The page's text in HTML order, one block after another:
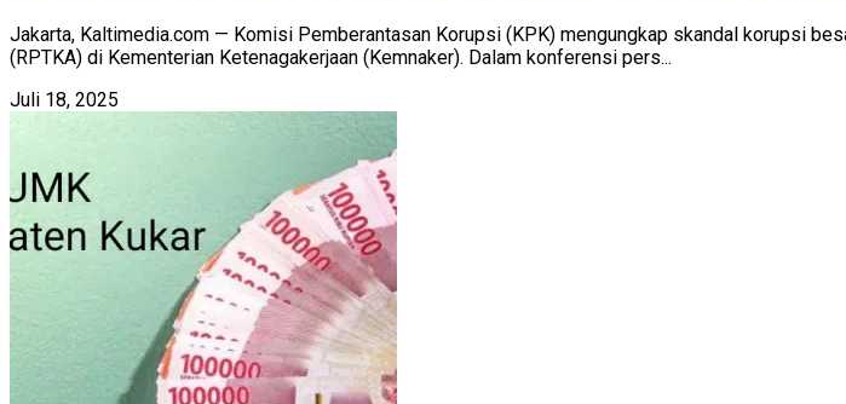
Jakarta, Kaltimedia.com — Komisi Pemberantasan Korupsi (KPK) mengungkap skandal korupsi
(RPTKA) di Kementerian Ketenagakerjaan (Kemnaker). Dalam konferensi pers...
Juli 18, 2025